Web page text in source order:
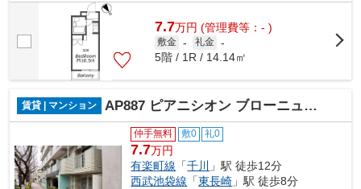
など豊富に揃っており、過ごしやすい...
7.7万円 (管理費等：- )
敷金 - 礼金 -
5階 / 1R / 14.14㎡
賃貸 | マンション AP887 ピアニシオン ブローニュ クレスト 504
仲手無料 敷0 礼0
7.7万円
有楽町線 「千川
」駅 徒歩12分
西武池袋線 「東長崎 」駅 徒歩8分